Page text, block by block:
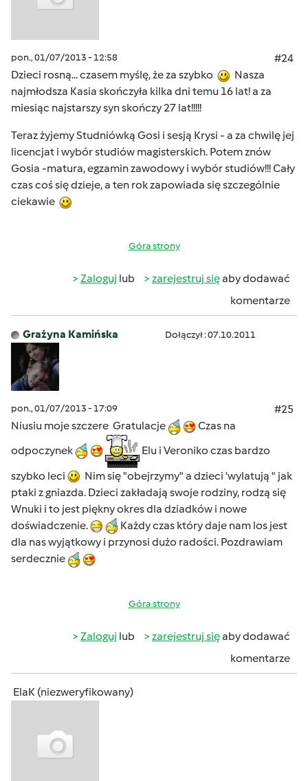
pon., 01/07/2013 - 12:58
#24
Dzieci rosną... czasem myślę, że za szybko
Nasza
najmłodsza Kasia skończyła kilka dni temu 16 lat! a za
miesiąc najstarszy syn skończy 27 lat!!!!!
Teraz żyjemy Studniówką Gosi i sesją Krysi - a za chwilę jej
licencjat i wybór studiów magisterskich. Potem znów
Gosia -matura, egzamin zawodowy i wybór studiów!!! Cały
czas coś się dzieje, a ten rok zapowiada się szczególnie
ciekawie
Góra strony
Zaloguj lub zarejestruj sięaby dodawać
komentarze
Grażyna Kamińska Dołączył : 07.10.2011
pon., 01/07/2013 - 17:09
#25
Niusiu moje szczere Gratulacje
Czas na
odpoczynek
Elu i Veroniko czas bardzo
szybko leci
Nim się "obejrzymy" a dzieci 'wylatują " jak
ptaki z gniazda. Dzieci zakładają swoje rodziny, rodzą się
Wnuki i to jest piękny okres dla dziadków i nowe
doświadczenie.
Każdy czas który daje nam los jest
dla nas wyjątkowy i przynosi dużo radości. Pozdrawiam
serdecznie
Góra strony
Zaloguj lub zarejestruj sięaby dodawać
komentarze
ElaK (niezweryfikowany)